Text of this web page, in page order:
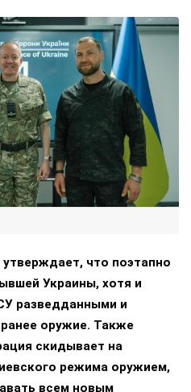
что поэтапно
Украины, хотя и
разведданными и
оружие. Также
скидывает на
режима оружием,
всем новым